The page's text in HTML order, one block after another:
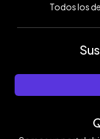
Todos los